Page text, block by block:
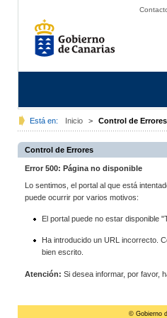
Está en: Inicio > Control de Errores
Control de Errores
Error 500: Página no disponible
Lo sentimos, el portal al que está
puede ocurrir por varios motivos:
El portal puede no estar disponible
Ha introducido un URL incorrecto.
bien escrito.
Atención: Si desea informar, por favor,
© Gobierno